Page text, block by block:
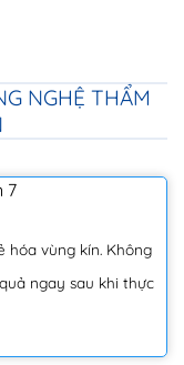
NGHỆ THẨM
hóa vùng kín. Không
ngay sau khi thực